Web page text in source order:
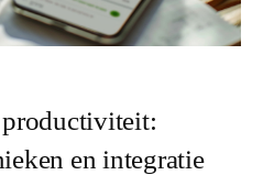
productiviteit:
en integratie